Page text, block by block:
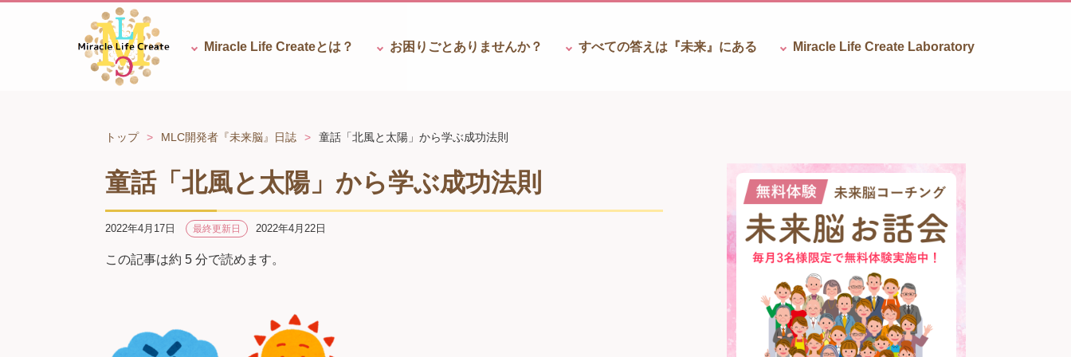
Miracle Life Createとは？ お困りごとありませんか？ すべての答えは 『未来』にある Miracle Life Create Laboratory
トップ MLC開発者『未来脳』日誌 童話「北風と太陽」から学ぶ成功法則
童話「北風と太陽」から学ぶ成功法則
2022年4月17日 最終更新日 2022年4月22日
この記事は約 5 分で読めます。